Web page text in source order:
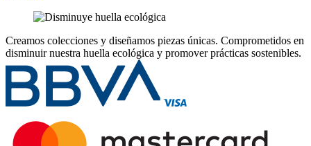
Creamos colecciones y diseñamos piezas únicas. Comprometidos en
disminuir nuestra huella ecológica y promover prácticas sostenibles.